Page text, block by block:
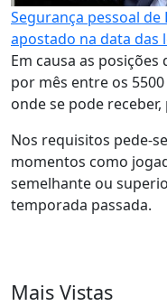
Segurança pessoal
apostado na data das
Em causa as
por mês entre os
onde se pode
Nos requisitos pede-
momentos como
semelhante ou
temporada passada.
Mais Vistas